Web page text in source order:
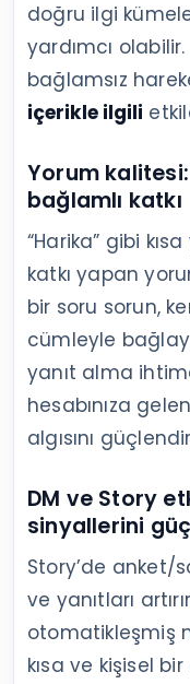
doğru ilgi
yardımcı
bağlamsız
içerikle ilgili
Yorum
bağlamlı katkı
“Harika” gibi
katkı yapan
bir soru sorun,
cümleyle
yanıt alma
hesabınıza
algısını
DM ve Story
sinyallerini
Story’de anket/
ve yanıtları
otomatikleşmiş
kısa ve kişisel